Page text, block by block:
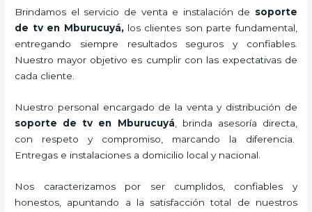
Brindamos el servicio de venta e instalación de soporte
de tv en Mburucuyá, los clientes son parte fundamental,
entregando siempre resultados seguros y confiables.
Nuestro mayor objetivo es cumplir con las expectativas de
cada cliente.
Nuestro personal encargado de la venta y distribución de
soporte de tv en Mburucuyá, brinda asesoría directa,
con respeto y compromiso, marcando la diferencia.
Entregas e instalaciones a domicilio local y nacional.
Nos caracterizamos por ser cumplidos, confiables y
honestos, apuntando a la satisfacción total de nuestros